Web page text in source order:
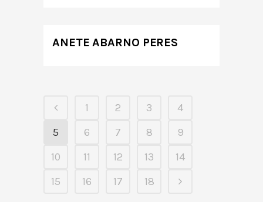
ANETE ABARNO PERES
1 2 3
4
5
6 7 8
9
10
11 12 13
14
15
16 17 18